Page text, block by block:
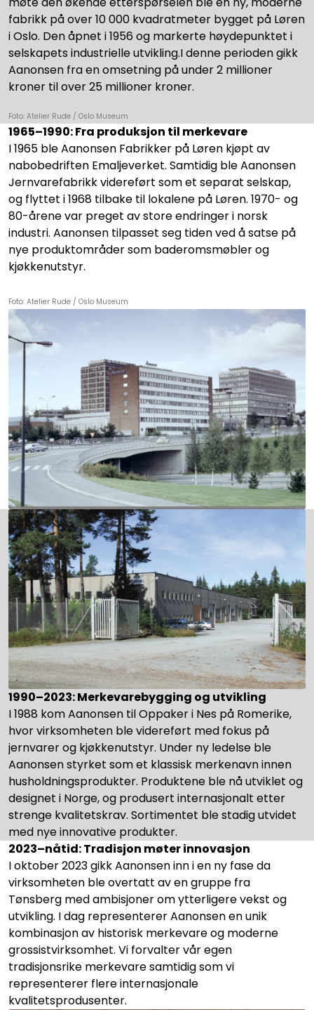
fabrikk på over 10 000 kvadratmeter bygget på Løren
i Oslo. Den åpnet i 1956 og markerte høydepunktet i
selskapets industrielle utvikling.I denne perioden gikk
Aanonsen fra en omsetning på under 2 millioner
kroner til over 25 millioner kroner.
Foto: Atelier Rude / Oslo Museum
1965–1990: Fra produksjon til merkevare
I 1965 ble Aanonsen Fabrikker på Løren kjøpt av
nabobedriften Emaljeverket. Samtidig ble Aanonsen
Jernvarefabrikk videreført som et separat selskap,
og flyttet i 1968 tilbake til lokalene på Løren. 1970- og
80-årene var preget av store endringer i norsk
industri. Aanonsen tilpasset seg tiden ved å satse på
nye produktområder som baderomsmøbler og
kjøkkenutstyr.
Foto: Atelier Rude / Oslo Museum
1990–2023: Merkevarebygging og utvikling
I 1988 kom Aanonsen til Oppaker i Nes på Romerike,
hvor virksomheten ble videreført med fokus på
jernvarer og kjøkkenutstyr. Under ny ledelse ble
Aanonsen styrket som et klassisk merkenavn innen
husholdningsprodukter. Produktene ble nå utviklet og
designet i Norge, og produsert internasjonalt etter
strenge kvalitetskrav. Sortimentet ble stadig utvidet
med nye innovative produkter.
2023–nåtid: Tradisjon møter innovasjon
I oktober 2023 gikk Aanonsen inn i en ny fase da
virksomheten ble overtatt av en gruppe fra
Tønsberg med ambisjoner om ytterligere vekst og
utvikling. I dag representerer Aanonsen en unik
kombinasjon av historisk merkevare og moderne
grossistvirksomhet. Vi forvalter vår egen
tradisjonsrike merkevare samtidig som vi
representerer flere internasjonale
kvalitetsprodusenter.